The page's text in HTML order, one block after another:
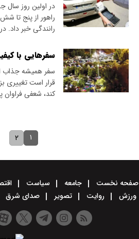
در اولین روز
راهور از پنج تا
رانندگی خبر داد.
سفرهایی با
سفر همیشه جذاب
قرار است تغییری
کند، شعفی فراوان
۱ ۲
صفحه نخست جامعه سیاست
ورزش
روایت تصویر صدای شرق